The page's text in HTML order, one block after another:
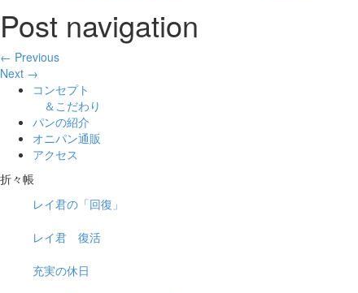
Post navigation
← Previous
Next →
コンセプト
＆こだわり
パンの紹介
オニパン通販
アクセス
折々帳
レイ君の「回復」
レイ君 復活
充実の休日